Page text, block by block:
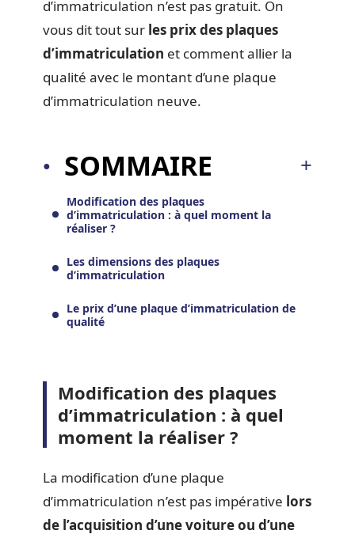
d’immatriculation n’est pas gratuit. On
vous dit tout sur les prix des plaques
d’immatriculation et comment allier la
qualité avec le montant d’une plaque
d’immatriculation neuve.
SOMMAIRE
Modification des plaques
d’immatriculation : à quel moment la
réaliser ?
Les dimensions des plaques
d’immatriculation
Le prix d’une plaque d’immatriculation de
qualité
Modification des plaques
d’immatriculation : à quel
moment la réaliser ?
La modification d’une plaque
d’immatriculation n’est pas impérative lors
de l’acquisition d’une voiture ou d’une